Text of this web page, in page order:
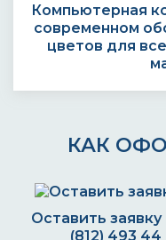
Компьютерная
современном
цветов для
КАК
Оставить
(812) 493 44